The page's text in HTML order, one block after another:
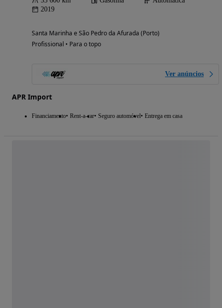
2019
Santa Marinha e São Pedro da Afurada (Porto)
Profissional • Para o topo
Ver anúncios
APR Import
Financiamento Rent-a-car Seguro automóvel Entrega em casa